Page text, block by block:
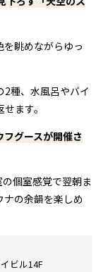
眺めながらゆっ
2種、水風呂やバイ
ます。
グースが開催さ
の個室感覚で翌朝ま
の余韻を楽しめ
ビル14F